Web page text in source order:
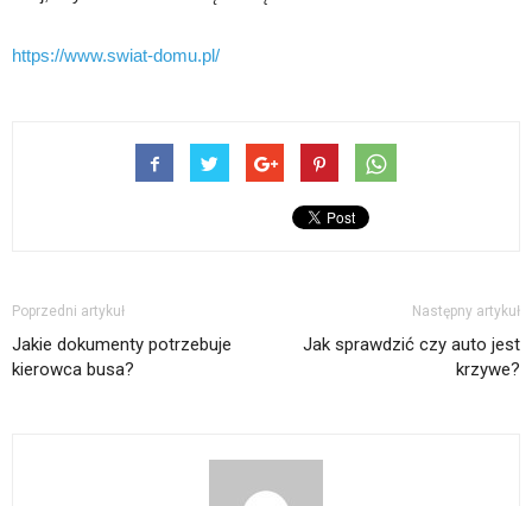
https://www.swiat-domu.pl/
Poprzedni artykuł
Jakie dokumenty potrzebuje
kierowca busa?
Następny artykuł
Jak sprawdzić czy auto jest
krzywe?